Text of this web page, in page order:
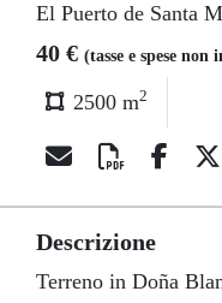
El Puerto de Santa
40 € (tasse e spese non
2500 m2
Descrizione
Terreno in Doña